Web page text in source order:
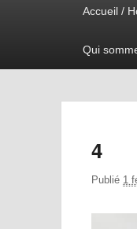
Accueil /
Qui
4
Publié 1